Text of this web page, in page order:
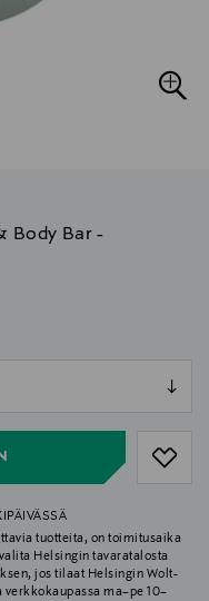
Body Bar -
tuotteita, on toimitusaika
Helsingin tavaratalosta
jos tilaat Helsingin Wolt-
ma–pe 10–